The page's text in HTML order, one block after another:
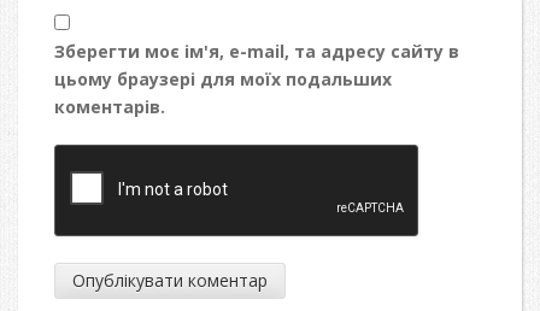
Зберегти моє ім'я, e-mail, та адресу сайту в
цьому браузері для моїх подальших
коментарів.